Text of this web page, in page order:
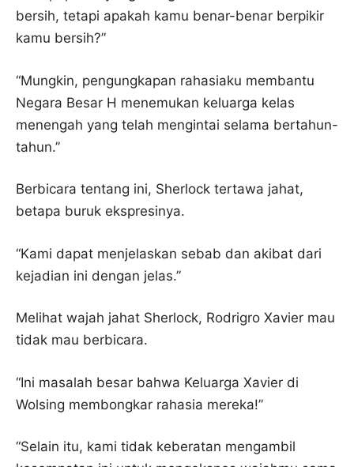
bersih, tetapi apakah kamu benar-benar berpikir
kamu bersih?”
“Mungkin, pengungkapan rahasiaku membantu
Negara Besar H menemukan keluarga kelas
menengah yang telah mengintai selama bertahun-
tahun.”
Berbicara tentang ini, Sherlock tertawa jahat,
betapa buruk ekspresinya.
“Kami dapat menjelaskan sebab dan akibat dari
kejadian ini dengan jelas.”
Melihat wajah jahat Sherlock, Rodrigro Xavier mau
tidak mau berbicara.
“Ini masalah besar bahwa Keluarga Xavier di
Wolsing membongkar rahasia mereka!”
“Selain itu, kami tidak keberatan mengambil